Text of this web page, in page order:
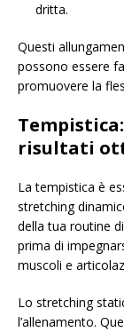
dritta.
Questi
possono essere
promuovere la
risultati
La tempistica è
stretching
della tua routine
prima di
muscoli e
Lo stretching
l’allenamento.